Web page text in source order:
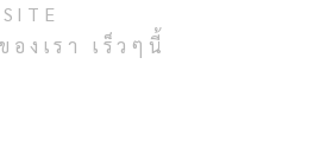
องเรา เร็วๆนี้